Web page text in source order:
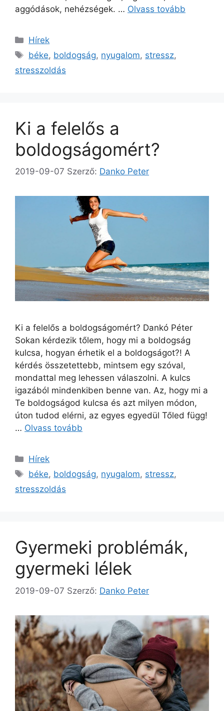
aggódások, nehézségek. … Olvass tovább
Kategória
Hírek
Címkék
béke, boldogság, nyugalom, stressz,
stresszoldás
Ki a felelős a
boldogságomért?
2019-09-07 Szerző: Danko Peter
Ki a felelős a boldogságomért? Dankó Péter
Sokan kérdezik tőlem, hogy mi a boldogság
kulcsa, hogyan érhetik el a boldogságot?! A
kérdés összetettebb, mintsem egy szóval,
mondattal meg lehessen válaszolni. A kulcs
igazából mindenkiben benne van. Az, hogy mi a
Te boldogságod kulcsa és azt milyen módon,
úton tudod elérni, az egyes egyedül Tőled függ!
… Olvass tovább
Kategória
Hírek
Címkék
béke, boldogság, nyugalom, stressz,
stresszoldás
Gyermeki problémák,
gyermeki lélek
2019-09-07 Szerző: Danko Peter